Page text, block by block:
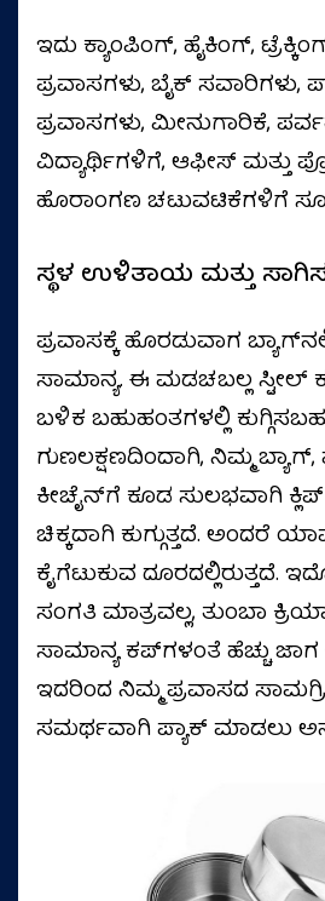
ಇದು ಕ್ಯಾಂಪಿಂಗ್, ಹೈಕಿಂಗ್,
ಪ್ರವಾಸಗಳು, ಬೈಕ್ ಸವಾರಿಗಳು,
ಪ್ರವಾಸಗಳು, ಮೀನುಗಾರಿಕೆ,
ವಿದ್ಯಾರ್ಥಿಗಳಿಗೆ, ಆಫೀಸ್‌ ಮತ್ತು
ಹೊರಾಂಗಣ ಚಟುವಟಿಕೆಗಳಿಗೆ
ಸ್ಥಳ ಉಳಿತಾಯ ಮತ್ತು
ಪ್ರವಾಸಕ್ಕೆ ಹೊರಡುವಾಗ
ಸಾಮಾನ್ಯ. ಈ ಮಡಚಬಲ್ಲ
ಬಳಿಕ ಬಹುಹಂತಗಳಲ್ಲಿ
ಗುಣಲಕ್ಷಣದಿಂದಾಗಿ, ನಿಮ್ಮ
ಕೀಚೈನ್‌ಗೆ ಕೂಡ ಸುಲಭವಾಗಿ
ಚಿಕ್ಕದಾಗಿ ಕುಗ್ಗುತ್ತದೆ. ಅಂದರೆ
ಕೈಗೆಟುಕುವ ದೂರದಲ್ಲಿರುತ್ತದೆ.
ಸಂಗತಿ ಮಾತ್ರವಲ್ಲ, ತುಂಬಾ
ಸಾಮಾನ್ಯ ಕಪ್‌ಗಳಂತೆ ಹೆಚ್ಚು ಜಾಗ
ಇದರಿಂದ ನಿಮ್ಮ ಪ್ರವಾಸದ
ಸಮರ್ಥವಾಗಿ ಪ್ಯಾಕ್ ಮಾಡಲು